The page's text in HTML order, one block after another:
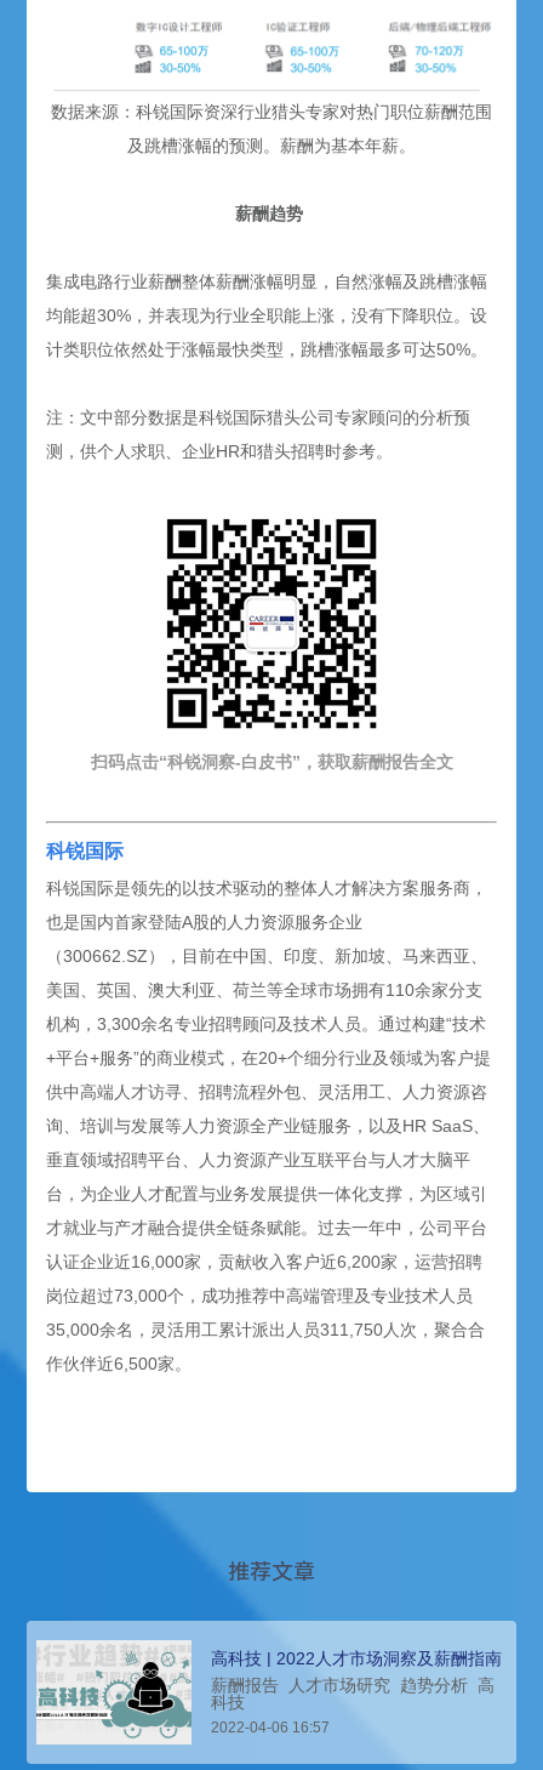
数据来源：科锐国际资深行业猎头专家对热门职位薪酬范围
及跳槽涨幅的预测。薪酬为基本年薪。
薪酬趋势
集成电路行业薪酬整体薪酬涨幅明显，自然涨幅及跳槽涨幅
均能超30%，并表现为行业全职能上涨，没有下降职位。设
计类职位依然处于涨幅最快类型，跳槽涨幅最多可达50%。
注：文中部分数据是科锐国际猎头公司专家顾问的分析预
测，供个人求职、企业HR和猎头招聘时参考。
扫码点击“科锐洞察-白皮书”，获取薪酬报告全文
科锐国际
科锐国际是领先的以技术驱动的整体人才解决方案服务商，
也是国内首家登陆A股的人力资源服务企业
（300662.SZ），目前在中国、印度、新加坡、马来西亚、
美国、英国、澳大利亚、荷兰等全球市场拥有110余家分支
机构，3,300余名专业招聘顾问及技术人员。通过构建“技术
+平台+服务”的商业模式，在20+个细分行业及领域为客户提
供中高端人才访寻、招聘流程外包、灵活用工、人力资源咨
询、培训与发展等人力资源全产业链服务，以及HR SaaS、
垂直领域招聘平台、人力资源产业互联平台与人才大脑平
台，为企业人才配置与业务发展提供一体化支撑，为区域引
才就业与产才融合提供全链条赋能。过去一年中，公司平台
认证企业近16,000家，贡献收入客户近6,200家，运营招聘
岗位超过73,000个，成功推荐中高端管理及专业技术人员
35,000余名，灵活用工累计派出人员311,750人次，聚合合
作伙伴近6,500家。
推荐文章
高科技 | 2022人才市场洞察及薪酬指南
薪酬报告
人才市场研究 趋势分析 高
科技
2022-04-06 16:57